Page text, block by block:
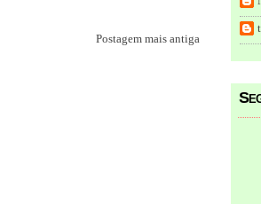
Postagem mais antiga